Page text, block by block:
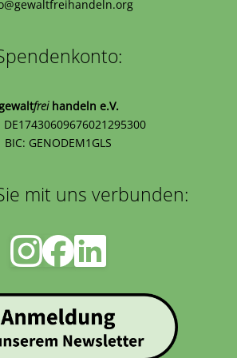
freihandeln e.V.
DE17430609676021295300
BIC: GENODEM1GLS
mit uns verbunden: